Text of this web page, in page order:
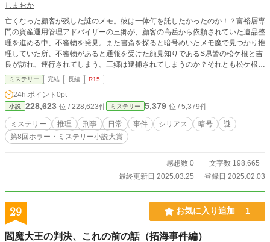
しまおか
亡くなった顧客が残した謎のメモ。彼は一体何を託したかったのか！？富裕層専
門の資産運用管理アドバイザーの三郷が、顧客の高岳から依頼されていた遺品整
理を進める中、不審物を発見。また書斎を探ると暗号めいたメモ魔で見つかり推
理していた所、不審物があると通報を受けた顔見知りであるS県警の松ケ根と吉
良が訪れ、連行されてしまう。三郷は逮捕されてしまうのか？それとも松ケ根達
が問題の真相を無事暴くことができるのか！？
ミステリー 完結 長編 R15
24h.ポイント 0pt
小説 228,623 位 / 228,623件 ミステリー 5,379 位 / 5,379件
ミステリー 推理 刑事 日常 事件 シリアス 暗号
謎
第8回ホラー・ミステリー小説大賞
感想数 0
文字数 198,665
最終更新日 2025.03.25
登録日 2025.02.03
29 お気に入り追加 1
閻魔大王の判決、これの前の話（拓海事件編）